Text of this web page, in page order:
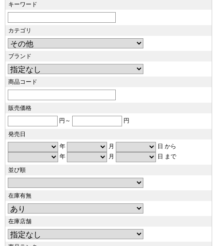
キーワード
カテゴリ
ブランド
商品コード
販売価格
円～
円
発売日
年
月
日 から
年
月
日 まで
並び順
在庫有無
在庫店舗